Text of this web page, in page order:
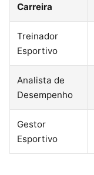
Carreira
Treinador
Esportivo
Analista de
Desempenho
Gestor
Esportivo